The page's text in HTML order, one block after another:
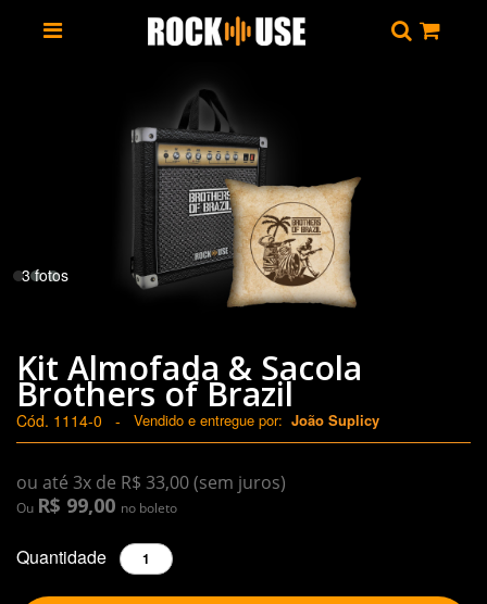
3 fotos
Kit Almofada & Sacola
Brothers of Brazil
Cód. 1114-0 - Vendido e entregue por: João Suplicy
ou até 3x de R$ 33,00 (sem juros)
Ou R$ 99,00 no boleto
Quantidade